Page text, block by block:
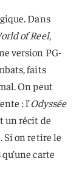
Dans
of Reel,
version PG-
faits
On peut
: l’Odyssée
un récit de
Si on retire le
carte